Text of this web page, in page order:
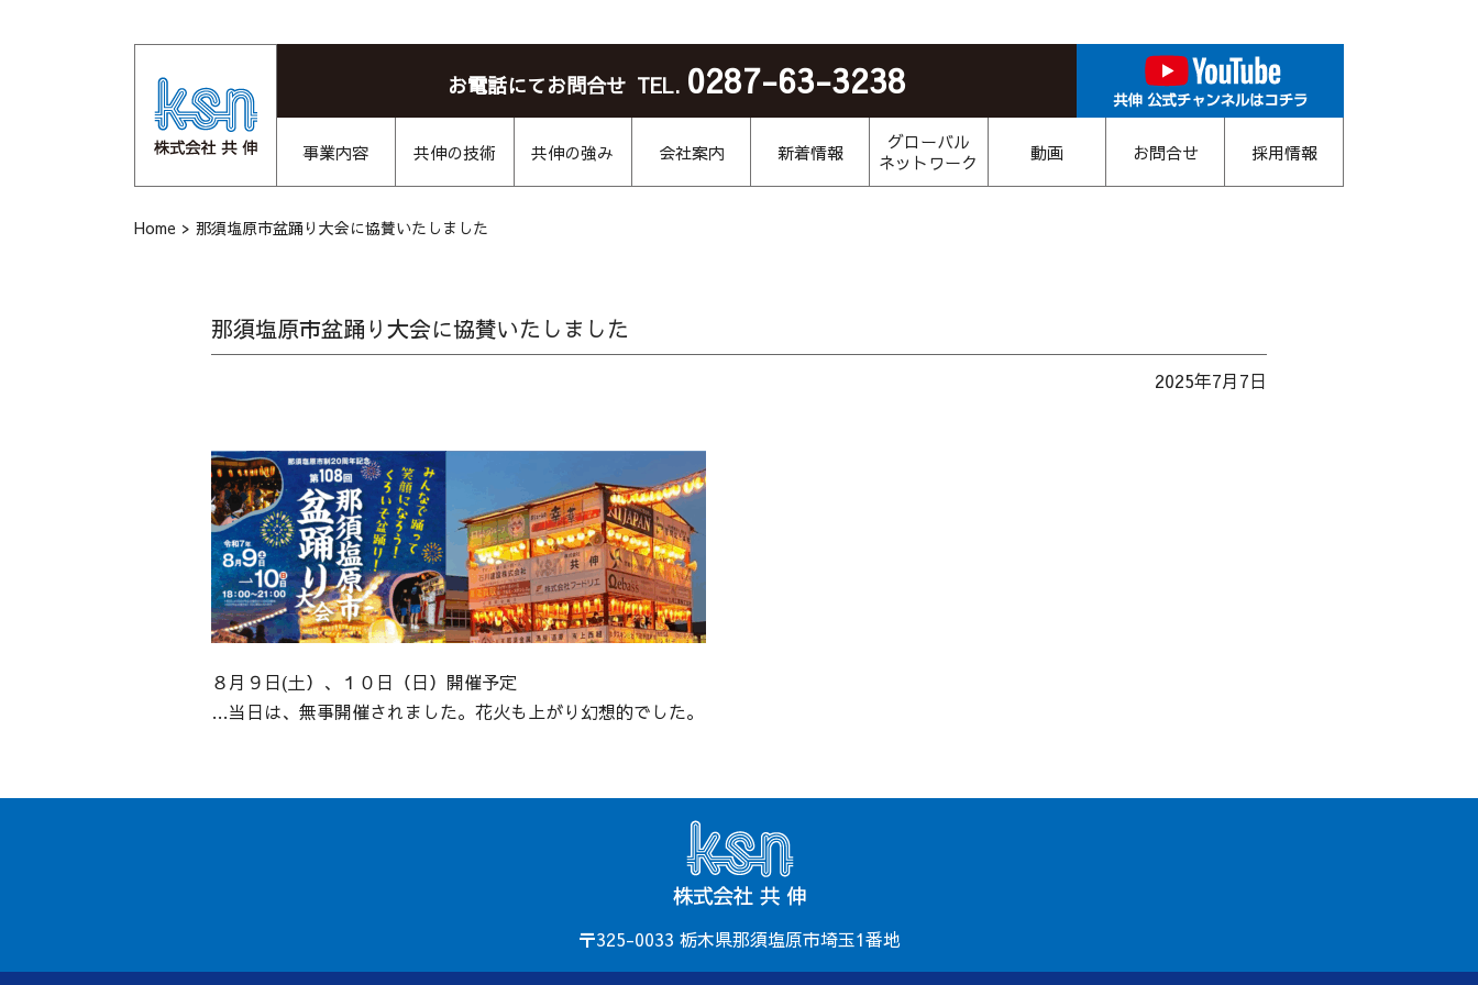
お電話にてお問合せ TEL. 0287-63-3238
事業内容 共伸の技術 共伸の強み 会社案内 新着情報
グローバル
ネットワーク
動画 お問合せ 採用情報
Home > 那須塩原市盆踊り大会に協賛いたしました
那須塩原市盆踊り大会に協賛いたしました
2025年7月7日
８月９日(土）、１０日（日）開催予定
…当日は、無事開催されました。花火も上がり幻想的でした。
〒325-0033 栃木県那須塩原市埼玉1番地